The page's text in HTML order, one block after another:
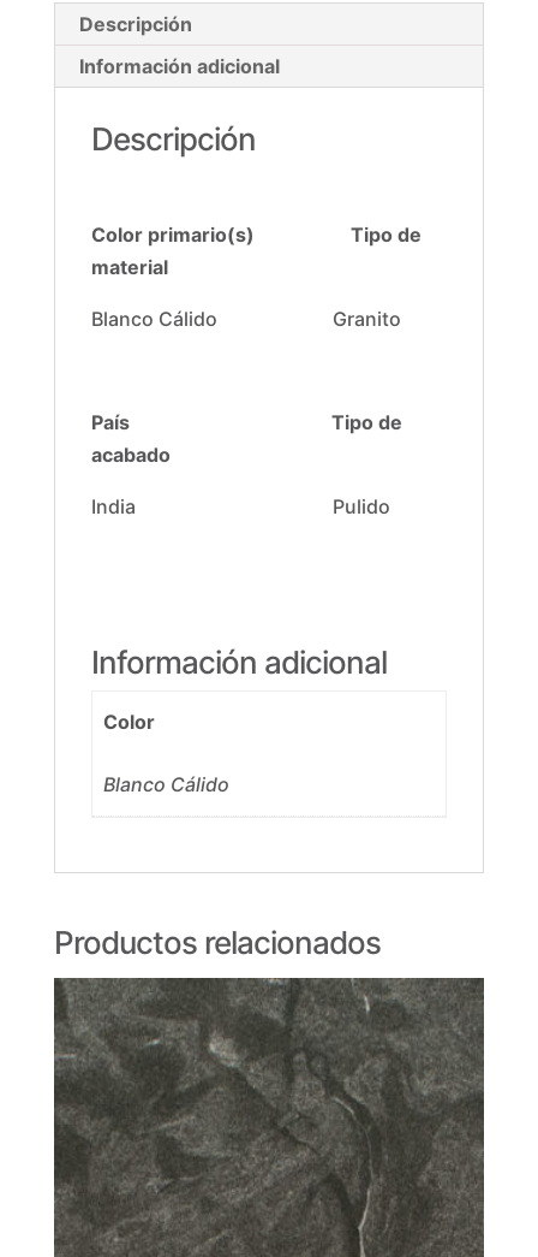
Descripción
Información adicional
Descripción
Color primario(s) Tipo de
material
Blanco Cálido Granito
País
Tipo de
acabado
India Pulido
Información adicional
Color
Blanco Cálido
Productos relacionados